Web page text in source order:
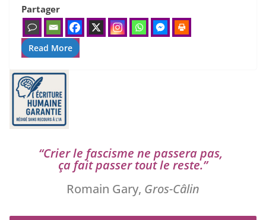
Partager
Read More
“Crier le fas­cisme ne pas­se­ra pas,
ça fait pas­ser tout le reste.”
Romain Gary, Gros-Câlin